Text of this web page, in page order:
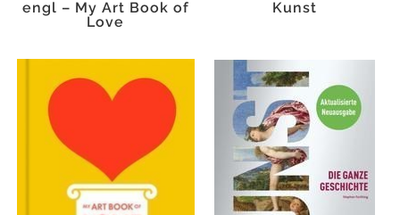
engl – My Art Book of
Love
Kunst